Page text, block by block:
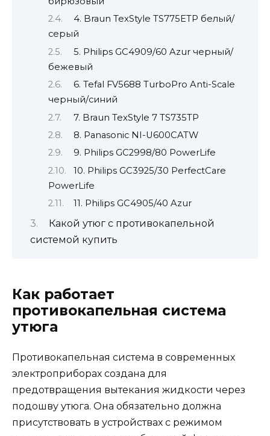
4. Braun TexStyle TS775ETP белый/
серый
5. Philips GC4909/60 Azur черный/
бежевый
6. Tefal FV5688 TurboPro Anti-Scale
черный/синий
7. Braun TexStyle 7 TS735TP
8. Panasonic NI-U600CATW
9. Philips GC2998/80 PowerLife
10. Philips GC3925/30 PerfectCare
PowerLife
11. Philips GC4905/40 Azur
Какой утюг с противокапельной
системой купить
Как работает
противокапельная система
утюга
Противокапельная система в современных
электроприборах создана для
предотвращения вытекания жидкости через
подошву утюга. Она обязательно должна
присутствовать в устройствах с режимом